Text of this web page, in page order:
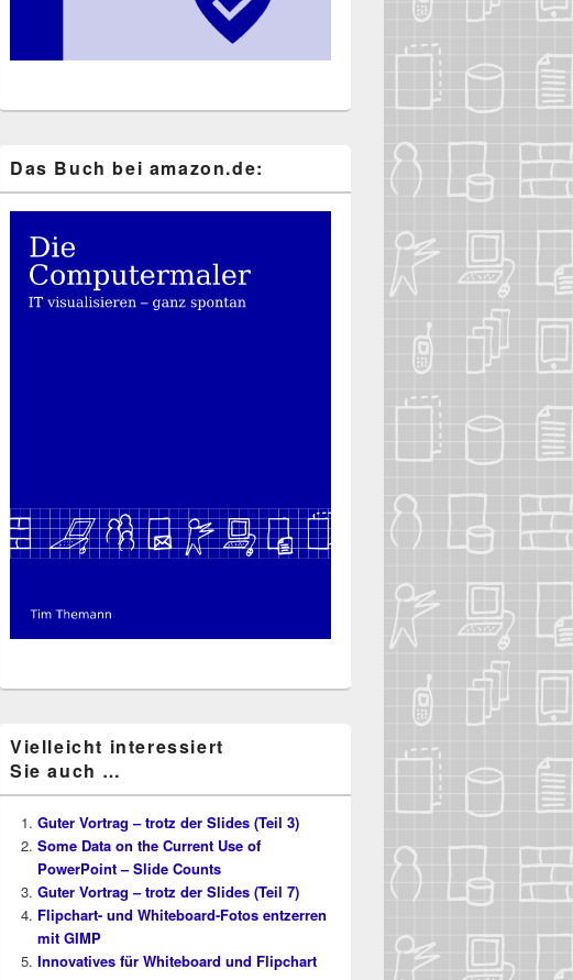
Das Buch bei ama​zon​.de:
Vielleicht interessiert
Sie auch …
Guter Vortrag – trotz der Slides (Teil 3)
Some Data on the Current Use of
PowerPoint – Slide Counts
Guter Vortrag – trotz der Slides (Teil 7)
Flipchart- und Whiteboard-Fotos entzerren
mit GIMP
Innovatives für Whiteboard und Flipchart